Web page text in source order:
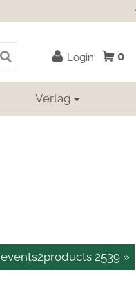
Login 0
Verlag
events2products 2539 »